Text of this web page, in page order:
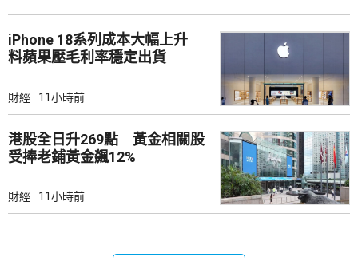
iPhone 18系列成本大幅上升
料蘋果壓毛利率穩定出貨
財經 11小時前
港股全日升269點 黃金相關股
受捧老鋪黃金飊12%
財經 11小時前